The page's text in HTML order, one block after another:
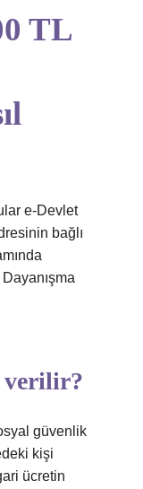
TL
e-Devlet
bağlı
verilir?
güvenlik
kişi
ücretin